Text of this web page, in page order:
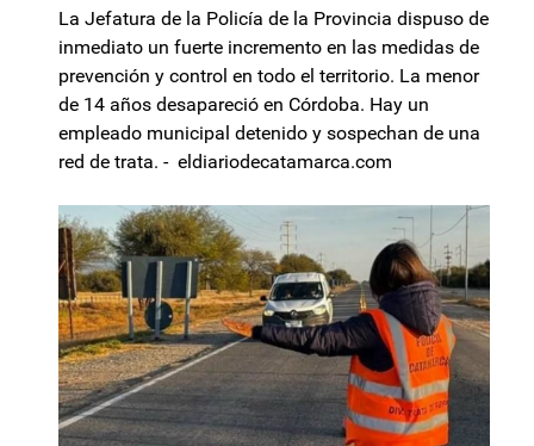
La Jefatura de la Policía de la Provincia dispuso de
inmediato un fuerte incremento en las medidas de
prevención y control en todo el territorio. La menor
de 14 años desapareció en Córdoba. Hay un
empleado municipal detenido y sospechan de una
red de trata. - eldiariodecatamarca.com